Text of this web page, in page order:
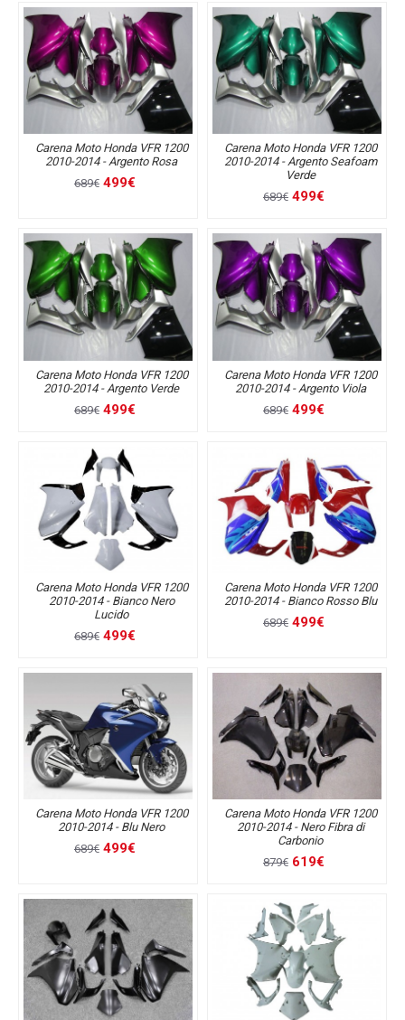
Carena Moto Honda VFR 1200
2010-2014 - Argento Rosa
689€ 499€
Carena Moto Honda VFR 1200
2010-2014 - Argento Seafoam
Verde
689€ 499€
Carena Moto Honda VFR 1200
2010-2014 - Argento Verde
689€ 499€
Carena Moto Honda VFR 1200
2010-2014 - Argento Viola
689€ 499€
Carena Moto Honda VFR 1200
2010-2014 - Bianco Nero
Lucido
689€ 499€
Carena Moto Honda VFR 1200
2010-2014 - Bianco Rosso Blu
689€ 499€
Carena Moto Honda VFR 1200
2010-2014 - Blu Nero
689€ 499€
Carena Moto Honda VFR 1200
2010-2014 - Nero Fibra di
Carbonio
879€ 619€